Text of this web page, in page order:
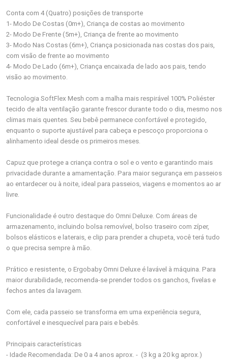
Conta com 4 (Quatro) posições de transporte
1- Modo De Costas (0m+), Criança de costas ao movimento
2- Modo De Frente (5m+), Criança de frente ao movimento
3- Modo Nas Costas (6m+), Criança posicionada nas costas dos pais,
com visão de frente ao movimento
4- Modo De Lado (6m+), Criança encaixada de lado aos pais, tendo
visão ao movimento.
Tecnologia SoftFlex Mesh com a malha mais respirável 100% Poliéster
tecido de alta ventilação garante frescor durante todo o dia, mesmo nos
climas mais quentes. Seu bebê permanece confortável e protegido,
enquanto o suporte ajustável para cabeça e pescoço proporciona o
alinhamento ideal desde os primeiros meses.
Capuz que protege a criança contra o sol e o vento e garantindo mais
privacidade durante a amamentação. Para maior segurança em passeios
ao entardecer ou à noite, ideal para passeios, viagens e momentos ao ar
livre.
Funcionalidade é outro destaque do Omni Deluxe. Com áreas de
armazenamento, incluindo bolsa removível, bolso traseiro com zíper,
bolsos elásticos e laterais, e clip para prender a chupeta, você terá tudo
o que precisa sempre à mão.
Prático e resistente, o Ergobaby Omni Deluxe é lavável à máquina. Para
maior durabilidade, recomenda-se prender todos os ganchos, fivelas e
fechos antes da lavagem.
Com ele, cada passeio se transforma em uma experiência segura,
confortável e inesquecível para pais e bebês.
Principais características
- Idade Recomendada: De 0 a 4 anos aprox. - (3 kg a 20 kg aprox.)